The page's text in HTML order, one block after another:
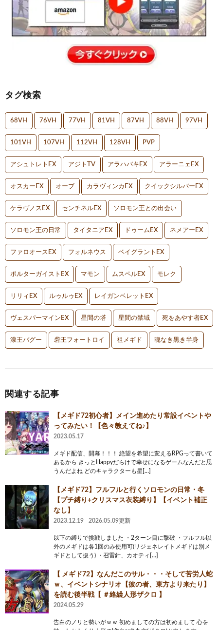
タグ検索
68VH 76VH 77VH 81VH 87VH 88VH 97VH
101VH 107VH 112VH 128VH PVP
アシュトレトEX アジトTV アラハバキEX アラーニェEX
オスカーEX オーブ カラヴィンカEX クイックシルバーEX
ケラヴノスEX センチネルEX ソロモン王との出会い
ソロモン王の日常 タイタニアEX ドゥームEX ネメアーEX
ファロオースEX フォルネウス ベイグラントEX
ポルターガイストEX マモン ムスペルEX モレク
リリィEX ルゥルゥEX レイガンベレットEX
ヴェスパーマインEX 星間の塔 星間の禁域 死をあやす者EX
漆王バグー 砦王フォートロイ 祖メギド 魂なき黒き半身
関連する記事
【メギド72初心者】メイン進めたり常設イベントや
ってみたい！【色々教えてね♪】
2023.05.17
メギド配信、開幕！！！ 絶望を希望に変えるRPGって書いて
あるから きっとHappyだらけで幸せになるゲームなんだと思
うんだよね どのキャラクターも星[…]
【メギド72】フルフルと行くソロモンの日常・冬
【プチ縛り+クリスマス衣装縛り】【イベント補正
なし】
2023.12.19 2026.05.09更新
以下の縛りで挑戦しました ・2ターン目に撃破 ・フルフル以
外のメギドは各1回のみ使用可(リジェネレイトメギドは別メ
ギドとして扱う) ・召雷針、カオティ[…]
【 メギド72】なんだこのサル・・・そして苦労人蛇
ｗ、イベントシナリオ【彼の者、東方より来たり】
を読む後半戦【 ＃絡繰人形ザクロ 】
2024.05.29
告白のノリと勢いがｗｗ 初めましての方は初めまして 心を